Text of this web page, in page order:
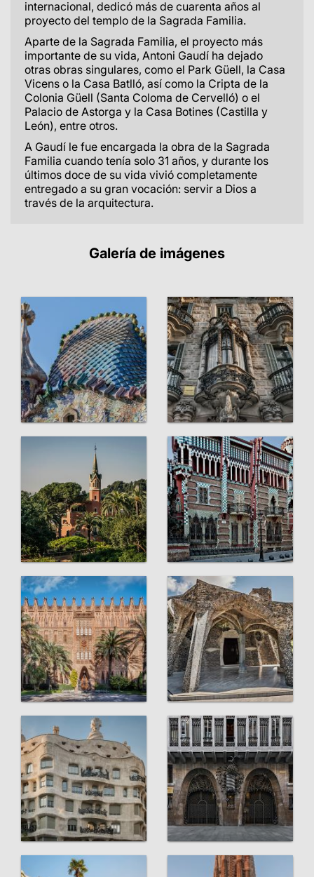
internacional, dedicó más de cuarenta años al
proyecto del templo de la Sagrada Familia.
Aparte de la Sagrada Familia, el proyecto más
importante de su vida, Antoni Gaudí ha dejado
otras obras singulares, como el Park Güell, la Casa
Vicens o la Casa Batlló, así como la Cripta de la
Colonia Güell (Santa Coloma de Cervelló) o el
Palacio de Astorga y la Casa Botines (Castilla y
León), entre otros.
A Gaudí le fue encargada la obra de la Sagrada
Familia cuando tenía solo 31 años, y durante los
últimos doce de su vida vivió completamente
entregado a su gran vocación: servir a Dios a
través de la arquitectura.
Galería de imágenes